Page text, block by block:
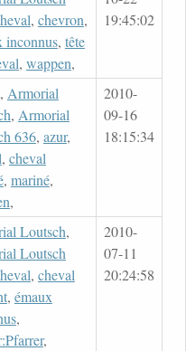
, chevron,
inconnus, tête
, wappen,
19:45:02
, Armorial
, Armorial
636, azur,
, cheval
, mariné,
,
2010-
09-16
18:15:34
Loutsch,
Loutsch
, cheval
, émaux
,
,
2010-
07-11
20:24:58